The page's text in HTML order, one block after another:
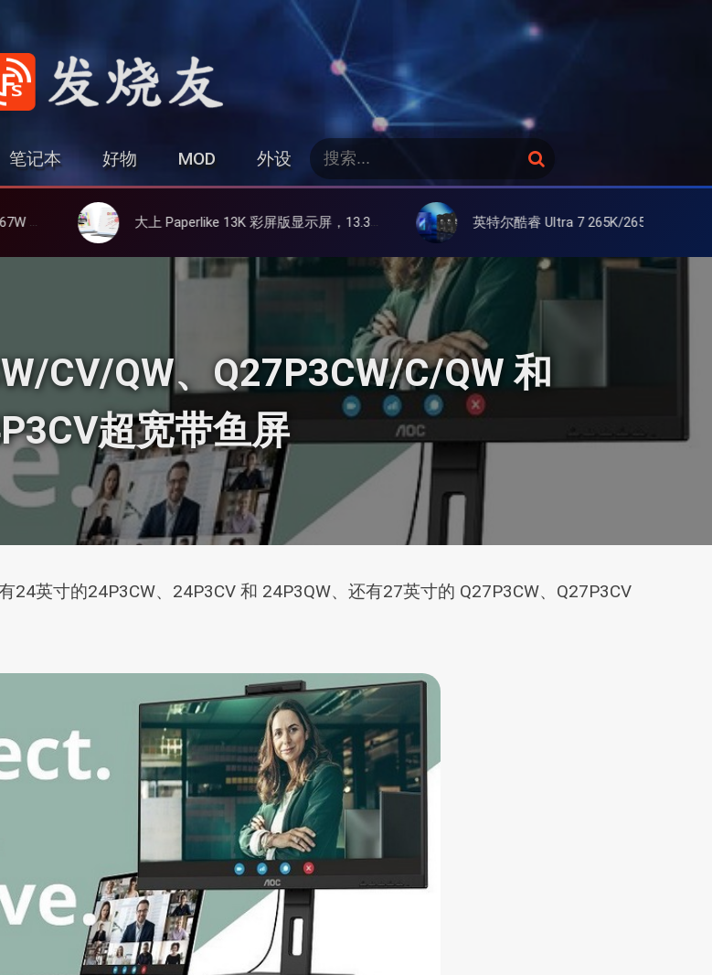
友
笔记本 好物 MOD 外设
搜
索
：
搜
大上 Paperlike 13K 彩屏版显示屏，13.3英寸高刷彩色墨水屏 英特尔酷睿 Ultra 7 265K/265KF 官降100美元促销，快和酷睿 Ultra 5 差不多了
CV/QW、Q27P3CW/C/QW 和
超宽带鱼屏
英寸的24P3CW、24P3CV 和 24P3QW、还有27英寸的 Q27P3CW、Q27P3CV